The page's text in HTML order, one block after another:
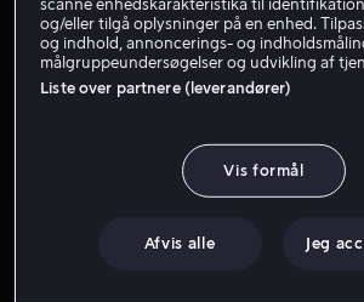
scanne enhedskarakteristika til
og/eller tilgå oplysninger på en enhed.
og indhold, annoncerings- og
målgruppeundersøgelser og udvikling af
Liste over partnere (leverandører)
Vis formål
Afvis alle Jeg